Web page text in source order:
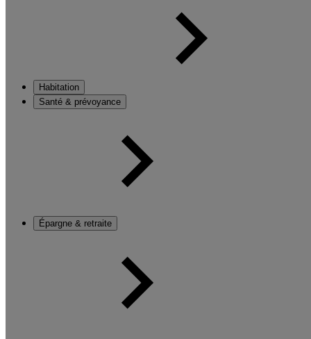
Habitation
Santé & prévoyance
Épargne & retraite